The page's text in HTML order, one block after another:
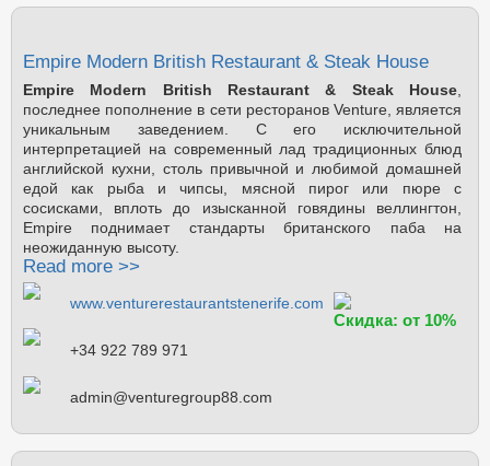
Empire Modern British Restaurant & Steak House
Empire Modern British Restaurant & Steak House,
последнее пополнение в сети ресторанов Venture, является
уникальным заведением. С его исключительной
интерпретацией на современный лад традиционных блюд
английской кухни, столь привычной и любимой домашней
едой как рыба и чипсы, мясной пирог или пюре с
сосисками, вплоть до изысканной говядины веллингтон,
Empire поднимает стандарты британского паба на
неожиданную высоту.
Read more >>
www.venturerestaurantstenerife.com
+34 922 789 971
admin@venturegroup88.com
Скидка: от 10%